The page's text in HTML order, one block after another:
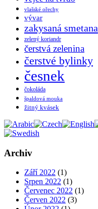
vlašské ořechy
vývar
zakysaná smetana
zelený koriandr
čerstvá zelenina
čerstvé bylinky
česnek
čokoláda
špaldová mouka
žitný kvásek
Archiv
Září 2022 (1)
Srpen 2022 (1)
Červenec 2022 (1)
Červen 2022 (3)